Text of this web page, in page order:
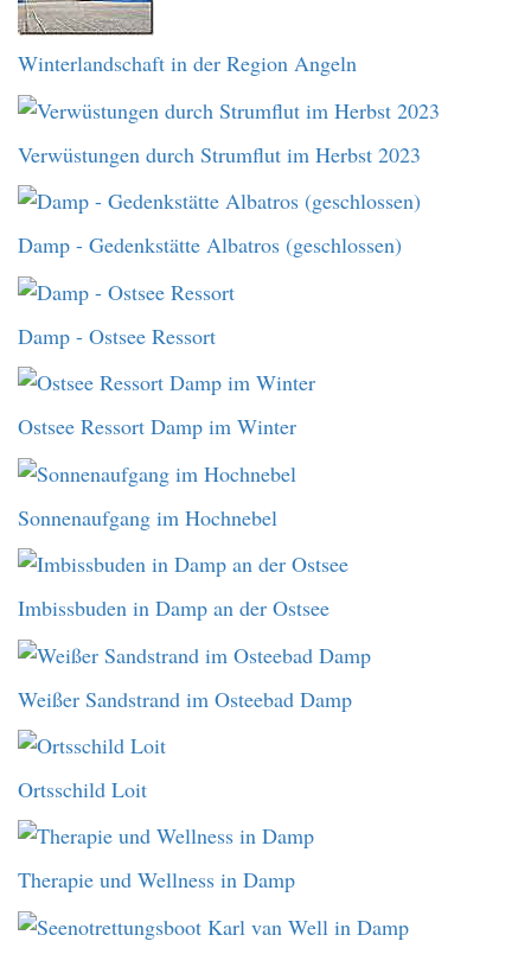
Winterlandschaft in der Region Angeln
Verwüstungen durch Strumflut im Herbst 2023
Damp - Gedenkstätte Albatros (geschlossen)
Damp - Ostsee Ressort
Ostsee Ressort Damp im Winter
Sonnenaufgang im Hochnebel
Imbissbuden in Damp an der Ostsee
Weißer Sandstrand im Osteebad Damp
Ortsschild Loit
Therapie und Wellness in Damp